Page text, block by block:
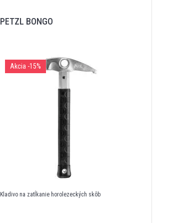
PETZL BONGO
Akcia -15%
Kladivo na zatĺkanie horolezeckých skôb